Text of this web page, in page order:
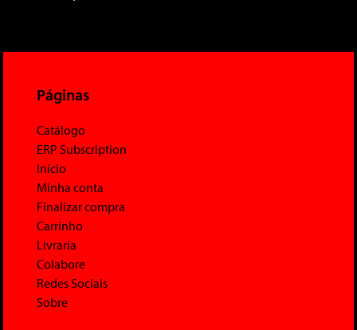
Páginas
Catálogo
ERP Subscription
Início
Minha conta
Finalizar compra
Carrinho
Livraria
Colabore
Redes Sociais
Sobre